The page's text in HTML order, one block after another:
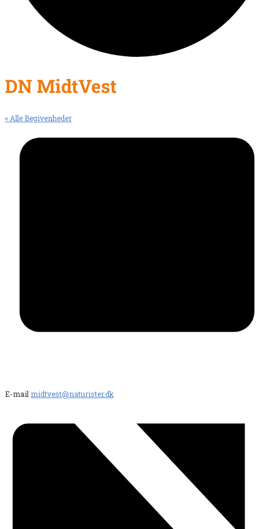
DN MidtVest
« Alle Begivenheder
E-mail midtvest@naturister.dk